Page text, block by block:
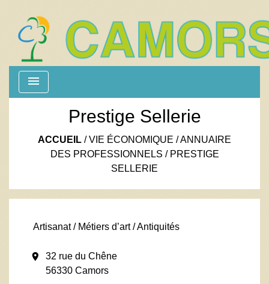
menu
Prestige Sellerie
ACCUEIL /VIE ÉCONOMIQUE /ANNUAIRE
DES PROFESSIONNELS / PRESTIGE
SELLERIE
Artisanat / Métiers d’art / Antiquités
location_on
32 rue du Chêne
56330 Camors